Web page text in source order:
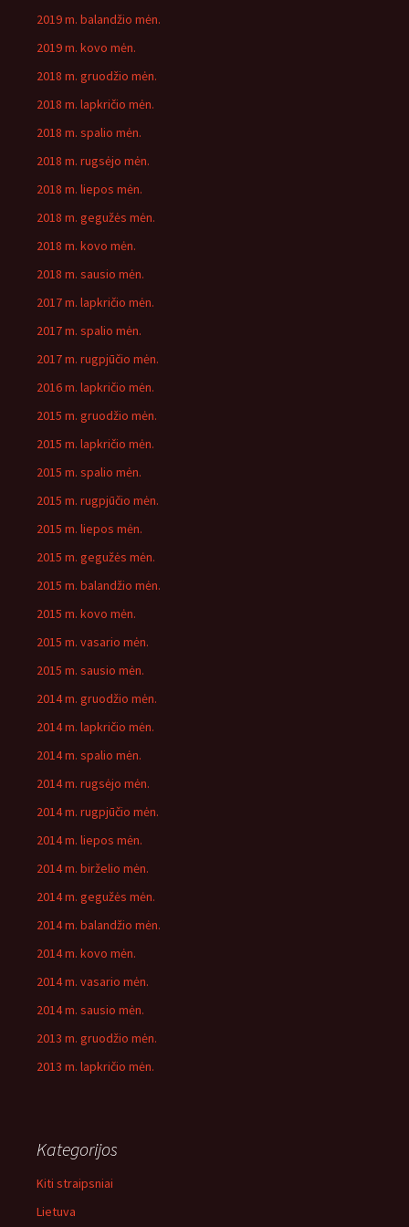
2019 m. balandžio mėn.
2019 m. kovo mėn.
2018 m. gruodžio mėn.
2018 m. lapkričio mėn.
2018 m. spalio mėn.
2018 m. rugsėjo mėn.
2018 m. liepos mėn.
2018 m. gegužės mėn.
2018 m. kovo mėn.
2018 m. sausio mėn.
2017 m. lapkričio mėn.
2017 m. spalio mėn.
2017 m. rugpjūčio mėn.
2016 m. lapkričio mėn.
2015 m. gruodžio mėn.
2015 m. lapkričio mėn.
2015 m. spalio mėn.
2015 m. rugpjūčio mėn.
2015 m. liepos mėn.
2015 m. gegužės mėn.
2015 m. balandžio mėn.
2015 m. kovo mėn.
2015 m. vasario mėn.
2015 m. sausio mėn.
2014 m. gruodžio mėn.
2014 m. lapkričio mėn.
2014 m. spalio mėn.
2014 m. rugsėjo mėn.
2014 m. rugpjūčio mėn.
2014 m. liepos mėn.
2014 m. birželio mėn.
2014 m. gegužės mėn.
2014 m. balandžio mėn.
2014 m. kovo mėn.
2014 m. vasario mėn.
2014 m. sausio mėn.
2013 m. gruodžio mėn.
2013 m. lapkričio mėn.
Kategorijos
Kiti straipsniai
Lietuva